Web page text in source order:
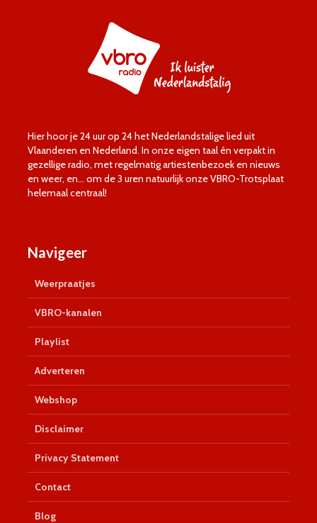
Hier hoor je 24 uur op 24 het Nederlandstalige lied uit
Vlaanderen en Nederland. In onze eigen taal én verpakt in
gezellige radio, met regelmatig artiestenbezoek en nieuws
en weer, en… om de 3 uren natuurlijk onze VBRO-Trotsplaat
helemaal centraal!
Navigeer
Weerpraatjes
VBRO-kanalen
Playlist
Adverteren
Webshop
Disclaimer
Privacy Statement
Contact
Blog